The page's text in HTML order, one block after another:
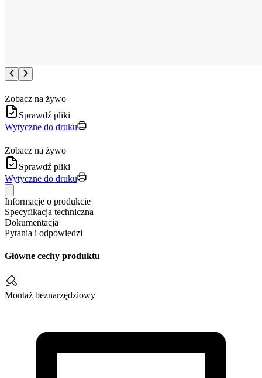
Zobacz na żywo
Sprawdź pliki
Wytyczne do druku
Zobacz na żywo
Sprawdź pliki
Wytyczne do druku
Informacje o produkcie
Specyfikacja techniczna
Dokumentacja
Pytania i odpowiedzi
Główne cechy produktu
Montaż beznarzędziowy